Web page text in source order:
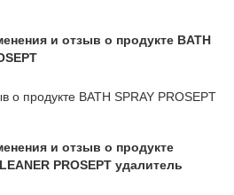
и отзыв о продукте BATH
о продукте BATH SPRAY PROSEPT
и отзыв о продукте
PROSEPT удалитель